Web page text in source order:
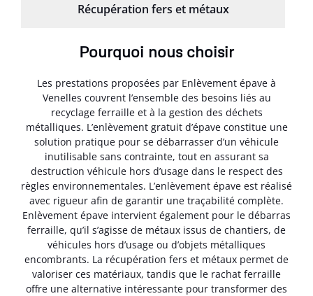
Récupération fers et métaux
Pourquoi nous choisir
Les prestations proposées par Enlèvement épave à
Venelles couvrent l’ensemble des besoins liés au
recyclage ferraille et à la gestion des déchets
métalliques. L’enlèvement gratuit d’épave constitue une
solution pratique pour se débarrasser d’un véhicule
inutilisable sans contrainte, tout en assurant sa
destruction véhicule hors d’usage dans le respect des
règles environnementales. L’enlèvement épave est réalisé
avec rigueur afin de garantir une traçabilité complète.
Enlèvement épave intervient également pour le débarras
ferraille, qu’il s’agisse de métaux issus de chantiers, de
véhicules hors d’usage ou d’objets métalliques
encombrants. La récupération fers et métaux permet de
valoriser ces matériaux, tandis que le rachat ferraille
offre une alternative intéressante pour transformer des